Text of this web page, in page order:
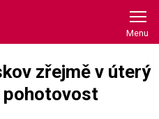
zřejmě v úterý
pohotovost